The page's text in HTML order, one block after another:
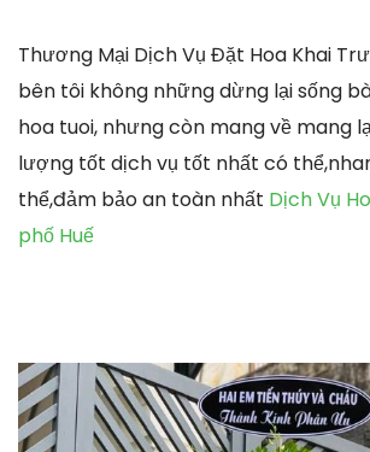
Thương Mại Dịch Vụ Đặt Hoa Khai
bên tôi không những dừng lại sống
hoa tuoi, nhưng còn mang về mang
lượng tốt dịch vụ tốt nhất có
thể,đảm bảo an toàn nhất Dịch Vụ
phố Huế